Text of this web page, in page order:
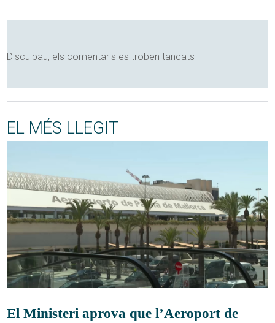
Disculpau, els comentaris es troben tancats
EL MÉS LLEGIT
El Ministeri aprova que l’Aeroport de